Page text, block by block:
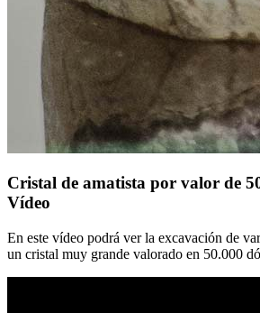
Cristal de amatista por valor de
Vídeo
En este vídeo podrá ver la excavación de
un cristal muy grande valorado en 50.000